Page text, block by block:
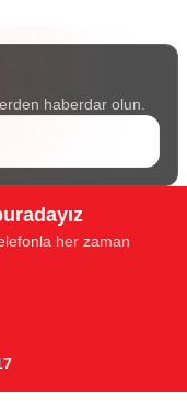
haberdar olun.
her zaman